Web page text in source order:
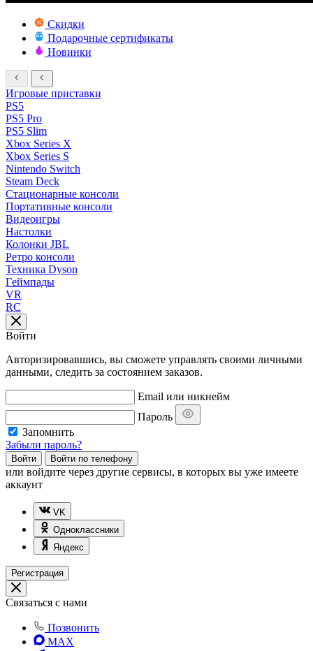
Скидки
Подарочные сертификаты
Новинки
Игровые приставки
PS5
PS5 Pro
PS5 Slim
Xbox Series X
Xbox Series S
Nintendo Switch
Steam Deck
Стационарные консоли
Портативные консоли
Видеоигры
Настолки
Колонки JBL
Ретро консоли
Техника Dyson
Геймпады
VR
RC
Войти
Авторизировавшись, вы сможете управлять своими личными
данными, следить за состоянием заказов.
Email или никнейм
Пароль
Запомнить
Забыли пароль?
Войти Войти по телефону
или войдите через другие сервисы, в которых вы уже имеете
аккаунт
VK
Одноклассники
Яндекс
Регистрация
Связаться с нами
Позвонить
MAX